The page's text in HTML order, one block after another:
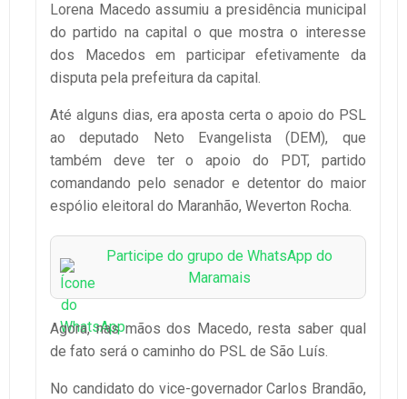
Lorena Macedo assumiu a presidência municipal
do partido na capital o que mostra o interesse
dos Macedos em participar efetivamente da
disputa pela prefeitura da capital.
Até alguns dias, era aposta certa o apoio do PSL
ao deputado Neto Evangelista (DEM), que
também deve ter o apoio do PDT, partido
comandando pelo senador e detentor do maior
espólio eleitoral do Maranhão, Weverton Rocha.
Participe do grupo de WhatsApp do
Maramais
Agora, nas mãos dos Macedo, resta saber qual
de fato será o caminho do PSL de São Luís.
No candidato do vice-governador Carlos Brandão,